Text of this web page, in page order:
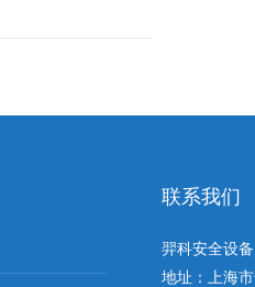
联系我们
羿科安全设
地址：上海